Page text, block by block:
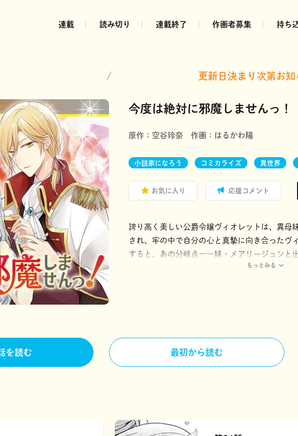
連載 読み切り 連載終了 作画者募集 持ち
更新日決まり次第お知
今度は絶対に邪魔しませんっ！
原作： 空谷玲奈 作画： はるかわ陽
小説家になろう コミカライズ 異世界
お気に入り 応援コメント
誇り高く美しい公爵令嬢ヴィオレットは、異母
され、牢の中で自分の心と真摯に向き合ったヴ
すると、あの分岐点――妹・メアリージュンと
ていた。ヴィオレットは決意する。今度は間違
もっとみる
を読む 最初から読む